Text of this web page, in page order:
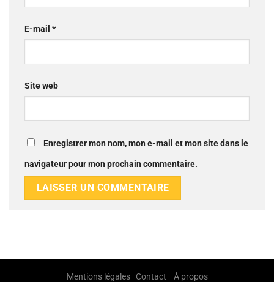
E-mail *
Site web
Enregistrer mon nom, mon e-mail et mon site dans le
navigateur pour mon prochain commentaire.
Mentions légales Contact À propos